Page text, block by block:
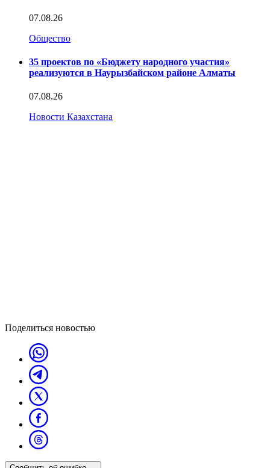
07.08.26
Общество
35 проектов по «Бюджету народного участия»
реализуются в Наурызбайском районе Алматы
07.08.26
Новости Казахстана
Поделиться новостью